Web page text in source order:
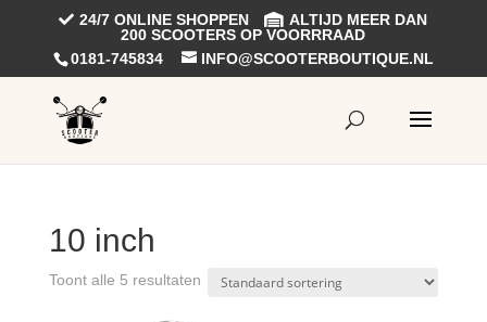
24/7 ONLINE SHOPPEN
ALTIJD MEER DAN
200 SCOOTERS OP VOORRRAAD
0181-745834
INFO@SCOOTERBOUTIQUE.NL
10 inch
Toont alle 5 resultaten